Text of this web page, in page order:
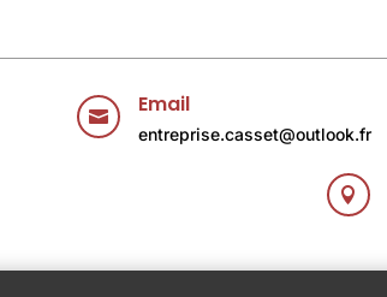
 Email
entreprise.casset@outlook.fr
